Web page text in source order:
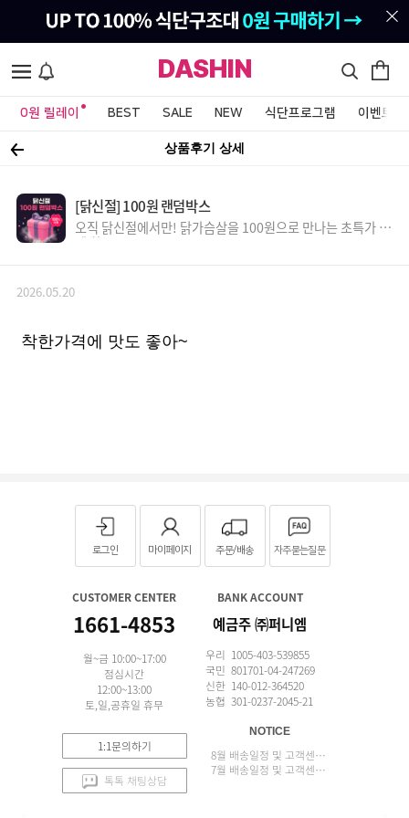
DASHIN
0원 릴레이 BEST SALE NEW 식단프로그램 이벤트&
상품후기 상세
[닭신절] 100원 랜덤박스
오직 닭신절에서만! 닭가슴살을 100원으로 만나는 초특가 득
템 찬스!
2026.05.20
착한가격에 맛도 좋아~
로그인 마이페이지 주문/배송 자주묻는질문
CUSTOMER CENTER
1661-4853
월~금 10:00~17:00
점심시간
12:00~13:00
토,일,공휴일 휴무
1:1문의하기
톡톡 채팅상담
BANK ACCOUNT
예금주 ㈜퍼니엠
우리 1005-403-539855
국민 801701-04-247269
신한 140-012-364520
농협 301-0237-2045-21
NOTICE
8월 배송일정 및 고객센터 업무 안내
7월 배송일정 및 고객센터 업무 안내